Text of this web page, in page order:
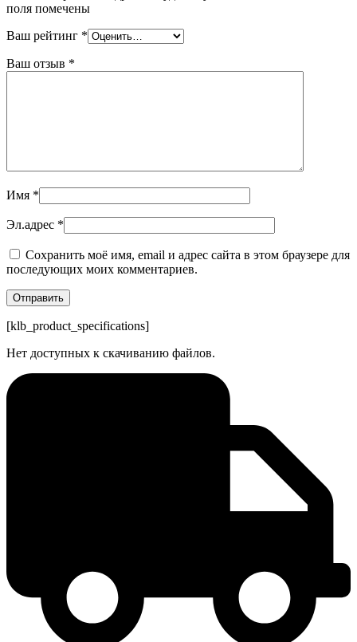
поля помечены
Ваш рейтинг *
Ваш отзыв *
Имя *
Эл.адрес *
Сохранить моё имя, email и адрес сайта в этом браузере для
последующих моих комментариев.
[klb_product_specifications]
Нет доступных к скачиванию файлов.